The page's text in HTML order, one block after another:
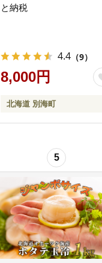
と納税
4.4 （9）
8,000円
北海道 別海町
5